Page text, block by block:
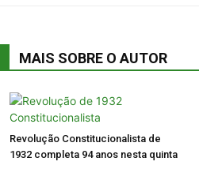
MAIS SOBRE O AUTOR
Revolução Constitucionalista de
1932 completa 94 anos nesta quinta